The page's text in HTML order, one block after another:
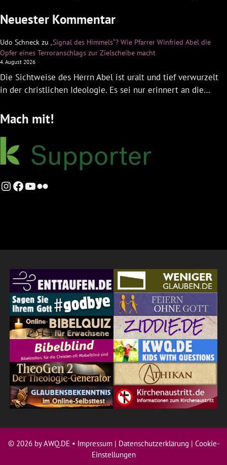
Neuester Kommentar
Udo Schneck zu „Signal des Himmels“? Wie Pfarrer Winfried Abel die
Opfer eines Terroranschlags zur Zielscheibe macht
4. August 2026
Die Sichtweise des Herrn Abel ist uralt und tief verwurzelt
in der christlichen Ideologie. Es sei nur erinnert an die…
Mach mit!
Instagram
Facebook
YouTube
Flickr
© 2026 by AWQ.DE • Impressum| Datenschutzerklärung | Cookie-
Einstellungen